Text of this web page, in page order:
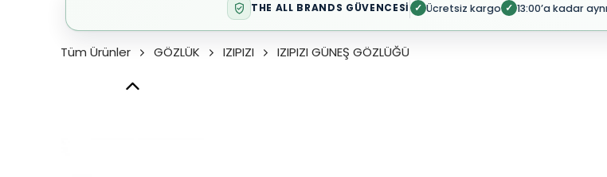
THE ALL BRANDS GÜVENCESİ ✓ Ücretsiz kargo ✓ 13:00’a kadar
Tüm Ürünler GÖZLÜK IZIPIZI IZIPIZI GÜNEŞ GÖZLÜĞÜ